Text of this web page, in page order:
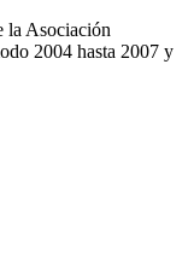
la Asociación
2004 hasta 2007 y